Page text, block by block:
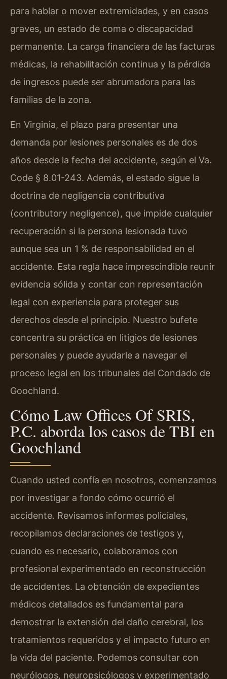
para hablar o mover extremidades, y en casos
graves, un estado de coma o discapacidad
permanente. La carga financiera de las facturas
médicas, la rehabilitación continua y la pérdida
de ingresos puede ser abrumadora para las
familias de la zona.
En Virginia, el plazo para presentar una
demanda por lesiones personales es de dos
años desde la fecha del accidente, según el Va.
Code § 8.01-243. Además, el estado sigue la
doctrina de negligencia contributiva
(contributory negligence), que impide cualquier
recuperación si la persona lesionada tuvo
aunque sea un 1 % de responsabilidad en el
accidente. Esta regla hace imprescindible reunir
evidencia sólida y contar con representación
legal con experiencia para proteger sus
derechos desde el principio. Nuestro bufete
concentra su práctica en litigios de lesiones
personales y puede ayudarle a navegar el
proceso legal en los tribunales del Condado de
Goochland.
Cómo Law Offices Of SRIS,
P.C. aborda los casos de TBI en
Goochland
Cuando usted confía en nosotros, comenzamos
por investigar a fondo cómo ocurrió el
accidente. Revisamos informes policiales,
recopilamos declaraciones de testigos y,
cuando es necesario, colaboramos con
profesional experimentado en reconstrucción
de accidentes. La obtención de expedientes
médicos detallados es fundamental para
demostrar la extensión del daño cerebral, los
tratamientos requeridos y el impacto futuro en
la vida del paciente. Podemos consultar con
neurólogos, neuropsicólogos y experimentado